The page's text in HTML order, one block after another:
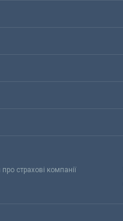
про страхові компанії